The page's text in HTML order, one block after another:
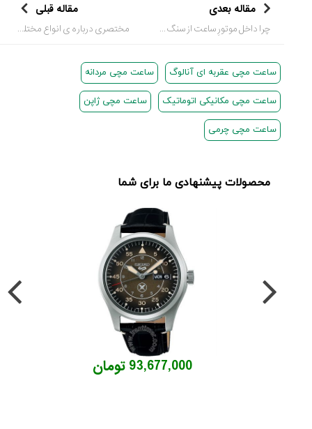
مقاله بعدی
چرا داخل موتورِ ساعت از سنگ های قیمتی و جواهرات استفاده می شود؟
مقاله قبلی
مختصری درباره ی انواع مختلف تقویم ها
ساعت مچی عقربه ای آنالوگ ساعت مچی مردانه
ساعت مچی مکانیکی اتوماتیک ساعت مچی ژاپن
ساعت مچی چرمی
محصولات پیشنهادی ما برای شما
93,677,000 تومان